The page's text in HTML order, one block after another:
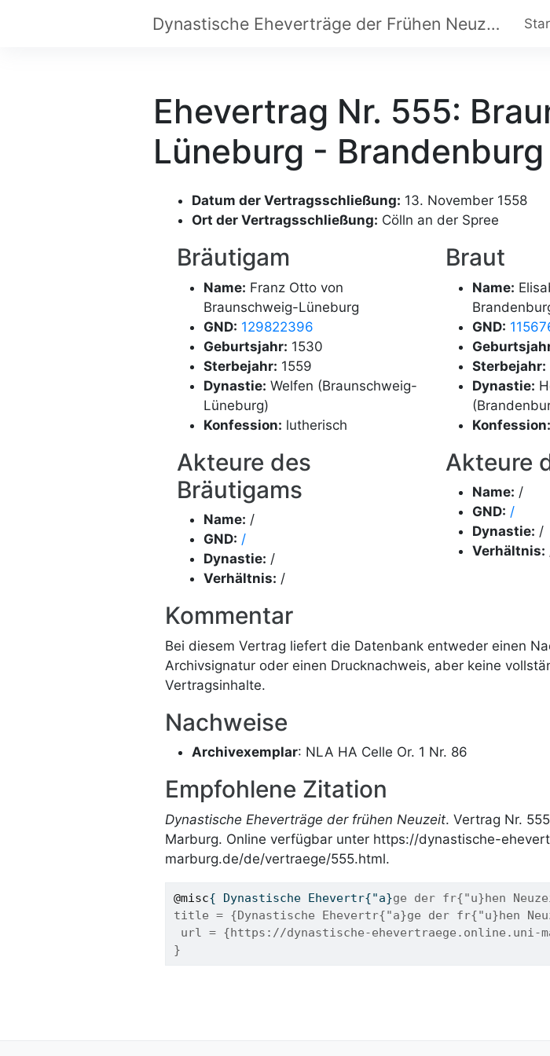
Dynastische Eheverträge der Frühen Neuzeit
Ehevertrag Nr. 555:
Lüneburg - Brandenburg
Datum der Vertragsschließung: 13. November 1558
Ort der Vertragsschließung: Cölln an der Spree
Bräutigam
Name: Franz Otto von
Braunschweig-Lüneburg
GND: 129822396
Geburtsjahr: 1530
Sterbejahr: 1559
Dynastie: Welfen (Braunschweig-
Lüneburg)
Konfession: lutherisch
Braut
Name:
GND:
Sterbejahr:
Dynastie:
Konfession:
Akteure des
Bräutigams
Name: /
GND: /
Dynastie: /
Verhältnis: /
Akteure
Name: /
GND: /
Dynastie: /
Verhältnis:
Kommentar
Bei diesem Vertrag liefert die Datenbank entweder einen
Archivsignatur oder einen Drucknachweis, aber keine
Vertragsinhalte.
Nachweise
Archivexemplar: NLA HA Celle Or. 1 Nr. 86
Empfohlene Zitation
Dynastische Eheverträge der frühen Neuzeit. Vertrag Nr.
Marburg. Online verfügbar unter https://dynastische-
marburg.de/de/vertraege/555.html.
@misc{ Dynastische Ehevertr{"a}ge der fr{"u}hen
title = {Dynastische Ehevertr{"a}ge der fr{"u}hen
url = {https://dynastische-ehevertraege.online.uni-
}